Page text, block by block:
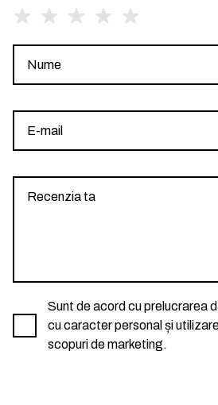
Sunt de acord cu prelucrarea
cu caracter personal și
scopuri de marketing.